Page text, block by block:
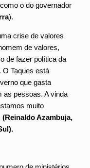
o do governador
).
crise de valores
de valores,
de fazer política da
O Taques está
que gasta
as pessoas. A vinda
muito
(Reinaldo Azambuja,